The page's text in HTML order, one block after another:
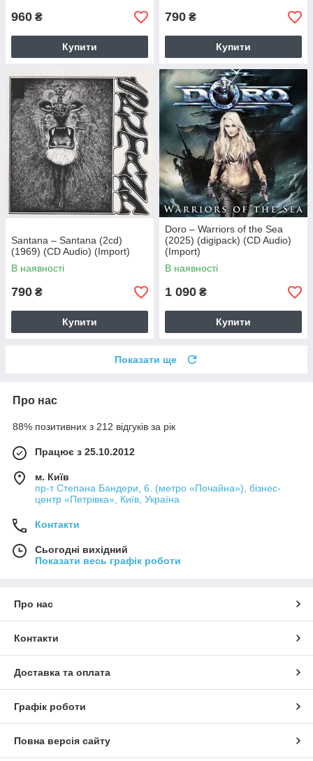
960 ₴
Купити
790 ₴
Купити
Santana – Santana (2cd)
(1969) (CD Audio) (Import)
В наявності
790 ₴
Купити
Doro – Warriors of the Sea
(2025) (digipack) (CD Audio)
(Import)
В наявності
1 090 ₴
Купити
Показати ще
Про нас
88% позитивних з 212 відгуків за рік
Працює з 25.10.2012
м. Київ
пр-т Степана Бандери, 6. (метро «Почайна»), бізнес-
центр «Петрівка», Київ, Україна
Контакти
Сьогодні вихідний
Показати весь графік роботи
Про нас
Контакти
Доставка та оплата
Графік роботи
Повна версія сайту